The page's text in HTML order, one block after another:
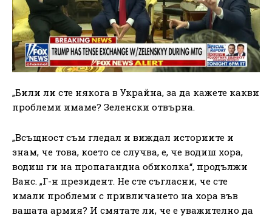
„Били ли сте някога в Украйна, за да кажете какви
проблеми имаме? Зеленски отвърна.
„Всъщност съм гледал и виждал историите и
знам, че това, което се случва, е, че водиш хора,
водиш ги на пропагандна обиколка“, продължи
Ванс. „Г-н президент. Не сте съгласни, че сте
имали проблеми с привличането на хора във
вашата армия? И смятате ли, че е уважително да